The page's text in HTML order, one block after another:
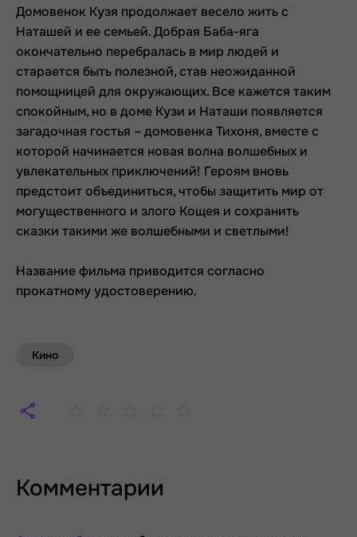
Домовенок Кузя продолжает весело жить с
Наташей и ее семьей. Добрая Баба-яга
окончательно перебралась в мир людей и
старается быть полезной, став неожиданной
помощницей для окружающих. Все кажется таким
спокойным, но в доме Кузи и Наташи появляется
загадочная гостья – домовенка Тихоня, вместе с
которой начинается новая волна волшебных и
увлекательных приключений! Героям вновь
предстоит объединиться, чтобы защитить мир от
могущественного и злого Кощея и сохранить
сказки такими же волшебными и светлыми!
Название фильма приводится согласно
прокатному удостоверению.
Кино
Комментарии